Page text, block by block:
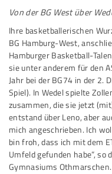
Von der BG West über
Ihre basketballerischen
BG Hamburg-West,
Hamburger Basketball-
sie unter anderem für den
Jahr bei der BG74 in der 2.
Spiel). In Wedel spielte
zusammen, die sie jetzt
entstand über Leno, aber
mich angeschrieben. Ich
bin froh, dass ich mit dem
Umfeld gefunden habe”,
Gymnasiums Othmarschen.